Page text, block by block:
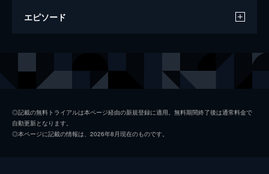
エピソード
#1 ＃あちこちのすずさん２０２２ 今、
黒柳徹子の戦争秘話に千原ジュニアと伊野尾
慧は▽アニメとＶＲで戦争を▽女学生マル秘
見たリアル▽池田エライザ涙の理由は 許諾
が得られなかったため、一部映像を編集して
◎記載の無料トライアルは本ページ経由の新規登録に適用。無料期間終了後は通常料金で
自動更新となります。
◎本ページに記載の情報は、2026年8月現在のものです。